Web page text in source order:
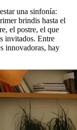
una sinfonía:
brindis hasta el
el postre, el que
invitados. Entre
innovadoras, hay